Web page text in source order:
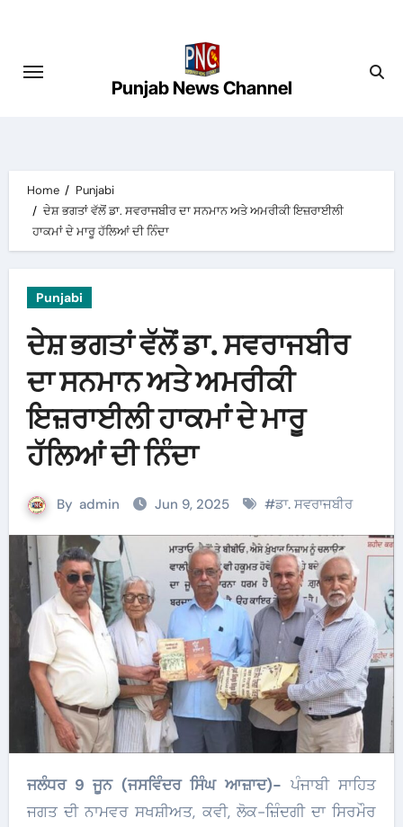
content
Punjab News Channel
Home
Punjabi
ਦੇਸ਼ ਭਗਤਾਂ ਵੱਲੋਂ ਡਾ. ਸਵਰਾਜਬੀਰ ਦਾ ਸਨਮਾਨ ਅਤੇ ਅਮਰੀਕੀ ਇਜ਼ਰਾਈਲੀ
ਹਾਕਮਾਂ ਦੇ ਮਾਰੂ ਹੱਲਿਆਂ ਦੀ ਨਿੰਦਾ
Punjabi
ਦੇਸ਼ ਭਗਤਾਂ ਵੱਲੋਂ ਡਾ. ਸਵਰਾਜਬੀਰ
ਦਾ ਸਨਮਾਨ ਅਤੇ ਅਮਰੀਕੀ
ਇਜ਼ਰਾਈਲੀ ਹਾਕਮਾਂ ਦੇ ਮਾਰੂ
ਹੱਲਿਆਂ ਦੀ ਨਿੰਦਾ
By admin Jun 9, 2025 #ਡਾ. ਸਵਰਾਜਬੀਰ
ਜਲੰਧਰ 9 ਜੂਨ (ਜਸਵਿੰਦਰ ਸਿੰਘ ਆਜ਼ਾਦ)- ਪੰਜਾਬੀ ਸਾਹਿਤ
ਜਗਤ ਦੀ ਨਾਮਵਰ ਸਖਸ਼ੀਅਤ, ਕਵੀ, ਲੋਕ-ਜ਼ਿੰਦਗੀ ਦਾ ਸਿਰਮੌਰ